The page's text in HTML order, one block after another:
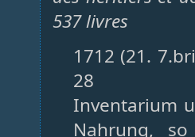
537 livres
1712 (21.
28
Inventarium
Nahrung,